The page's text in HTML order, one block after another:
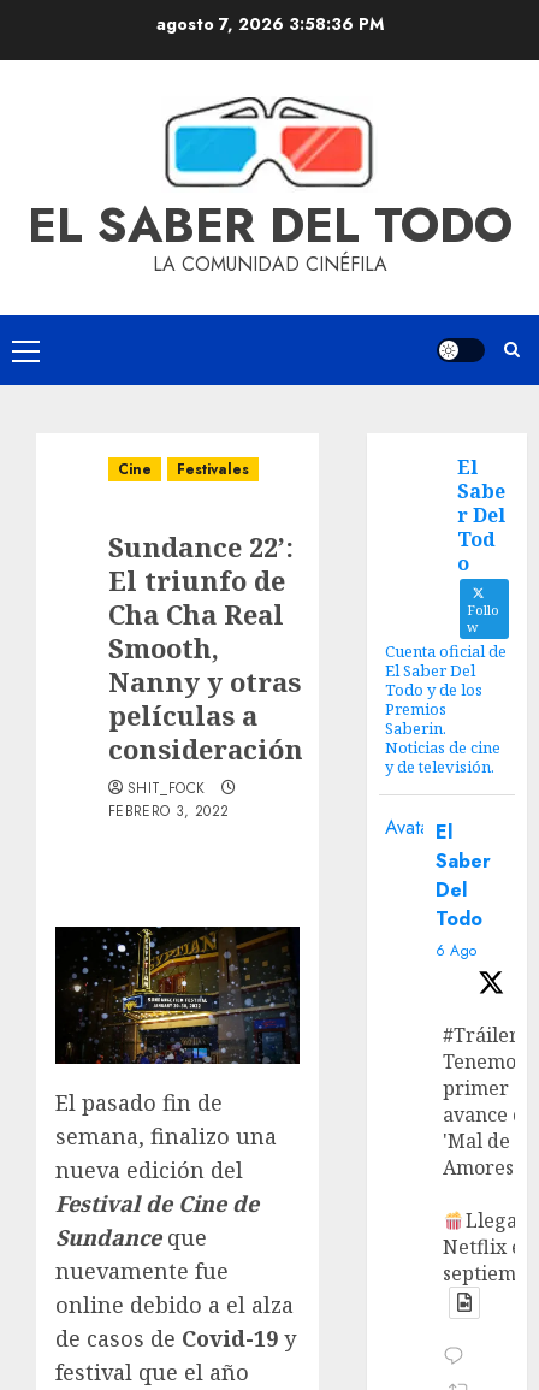
agosto 7, 2026 3:58:36 PM
EL SABER DEL TODO
LA COMUNIDAD CINÉFILA
Cine Festivales
Sundance 22’:
El triunfo de
Cha Cha Real
Smooth,
Nanny y otras
películas a
consideración
SHIT_FOCK
FEBRERO 3, 2022
El pasado fin de
semana, finalizo una
nueva edición del
Festival de Cine de
Sundanceque
nuevamente fue
online debido a el alza
de casos de Covid-19 y
festival que el año
El
Sabe
r Del
Tod
o
Follo
w
Cuenta oficial de
El Saber Del
Todo y de los
Premios
Saberin.
Noticias de cine
y de televisión.
Avatar El
Saber
Del
Todo
6 Ago
#Tráiler
Tenemos
primer
avance de
'Mal de
Amores'.
Llega a
Netflix en